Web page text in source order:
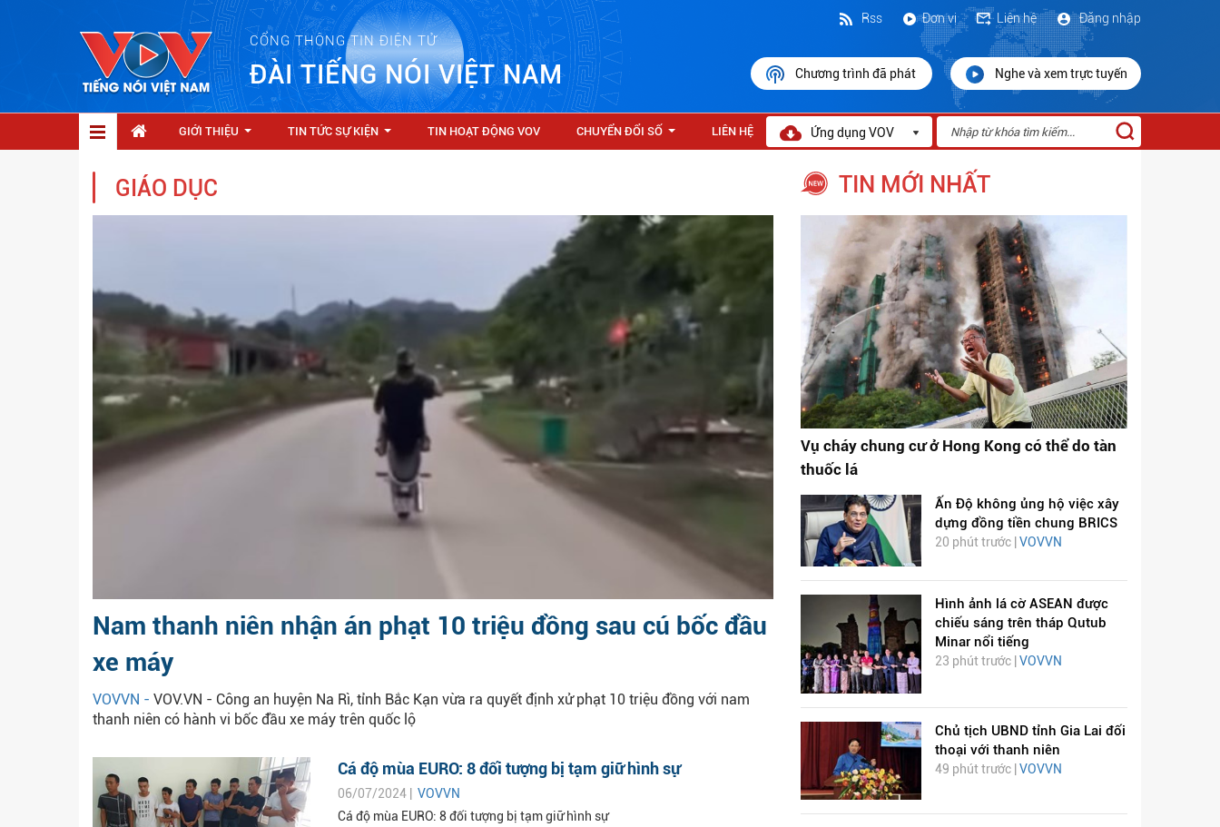
CỔNG THÔNG TIN ĐIỆN TỬ
ĐÀI TIẾNG NÓI VIỆT NAM
Đăng nhập
Liên hệ
Đơn vị
Rss
Chương trình đã phát Nghe và xem trực tuyến
GIỚI THIỆU TIN TỨC SỰ KIỆN TIN HOẠT ĐỘNG VOV CHUYỂN ĐỔI SỐ LIÊN HỆ Ứng dụng VOV
GIÁO DỤC
Nam thanh niên nhận án phạt 10 triệu đồng sau cú bốc đầu
xe máy
VOVVN - VOV.VN - Công an huyện Na Rì, tỉnh Bắc Kạn vừa ra quyết định xử phạt 10 triệu đồng với nam
thanh niên có hành vi bốc đầu xe máy trên quốc lộ
Cá độ mùa EURO: 8 đối tượng bị tạm giữ hình sự
06/07/2024 | VOVVN
Cá độ mùa EURO: 8 đối tượng bị tạm giữ hình sự
TIN MỚI NHẤT
Vụ cháy chung cư ở Hong Kong có thể do tàn
thuốc lá
Ấn Độ không ủng hộ việc xây
dựng đồng tiền chung BRICS
20 phút trước | VOVVN
Hình ảnh lá cờ ASEAN được
chiếu sáng trên tháp Qutub
Minar nổi tiếng
23 phút trước | VOVVN
Chủ tịch UBND tỉnh Gia Lai đối
thoại với thanh niên
49 phút trước | VOVVN